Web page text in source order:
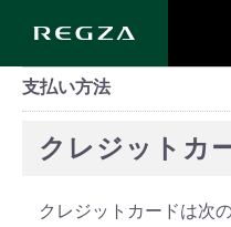
支払い方法
クレジットカ
クレジットカードは次